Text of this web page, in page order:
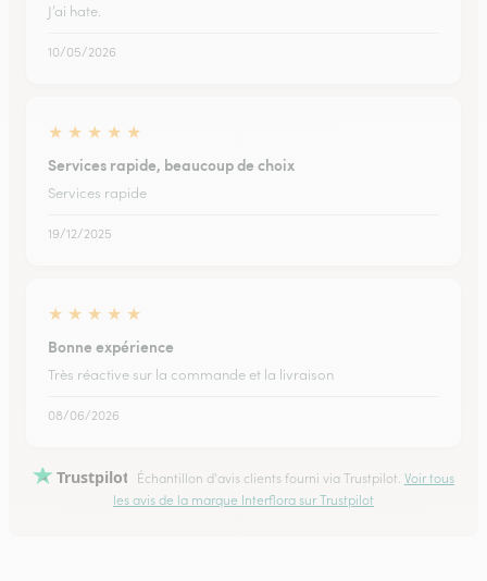
J’ai hate.
10/05/2026
★ ★ ★ ★ ★
Services rapide, beaucoup de choix
Services rapide
19/12/2025
★ ★ ★ ★ ★
Bonne expérience
Très réactive sur la commande et la livraison
08/06/2026
Trustpilot Échantillon d'avis clients fourni via Trustpilot. Voir tous
les avis de la marque Interflora sur Trustpilot